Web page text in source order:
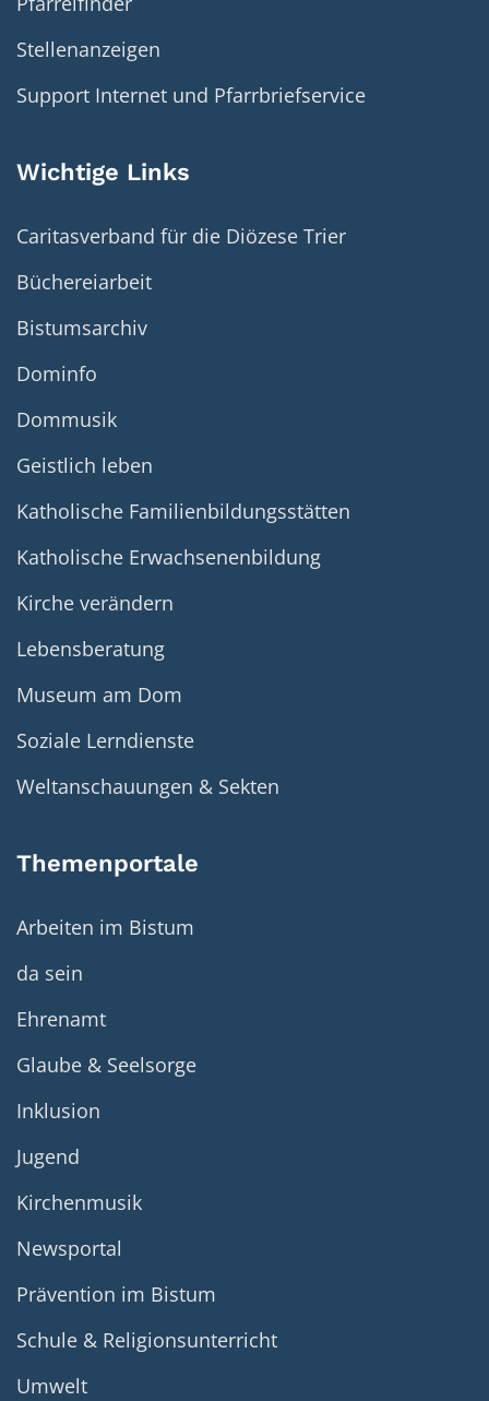
Stellenanzeigen
Support Internet und Pfarrbriefservice
Wichtige Links
Caritasverband für die Diözese Trier
Büchereiarbeit
Bistumsarchiv
Dominfo
Dommusik
Geistlich leben
Katholische Familienbildungsstätten
Katholische Erwachsenenbildung
Kirche verändern
Lebensberatung
Museum am Dom
Soziale Lerndienste
Weltanschauungen & Sekten
Themenportale
Arbeiten im Bistum
da sein
Ehrenamt
Glaube & Seelsorge
Inklusion
Jugend
Kirchenmusik
Newsportal
Prävention im Bistum
Schule & Religionsunterricht
Umwelt